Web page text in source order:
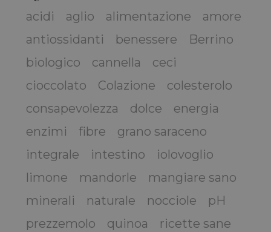
acidi
aglio alimentazione
amore
antiossidanti
benessere
Berrino
biologico
cannella
ceci
cioccolato
Colazione
colesterolo
consapevolezza
dolce
energia
enzimi
fibre
grano saraceno
integrale
intestino
iolovoglio
limone
mandorle
mangiare sano
minerali
naturale nocciole
pH
prezzemolo
quinoa
ricette sane